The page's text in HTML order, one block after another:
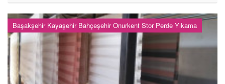
Başakşehir Kayaşehir Bahçeşehir Onurkent Stor Perde Yıkama